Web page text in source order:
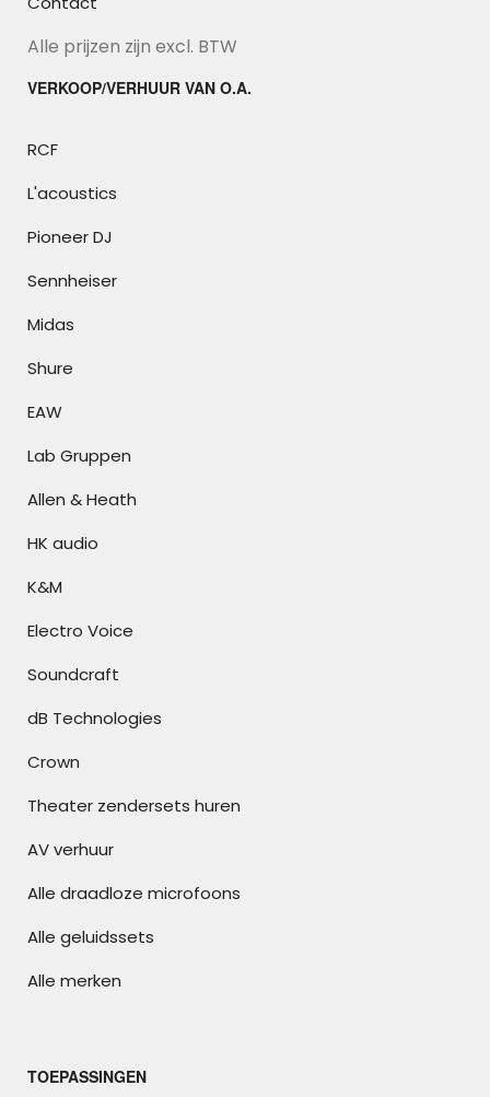
Alle prijzen zijn excl. BTW
VERKOOP/VERHUUR VAN O.A.
RCF
L'acoustics
Pioneer DJ
Sennheiser
Midas
Shure
EAW
Lab Gruppen
Allen & Heath
HK audio
K&M
Electro Voice
Soundcraft
dB Technologies
Crown
Theater zendersets huren
AV verhuur
Alle draadloze microfoons
Alle geluidssets
Alle merken
TOEPASSINGEN